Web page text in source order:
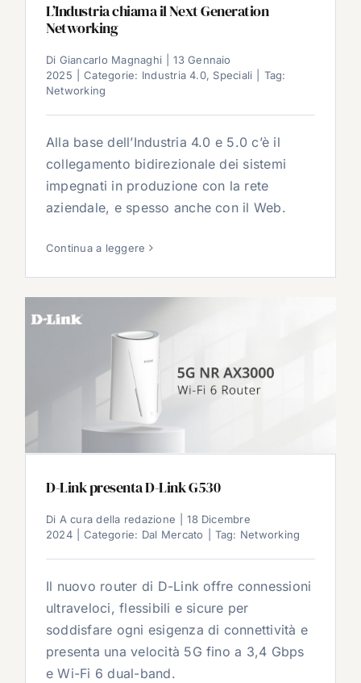
L’Industria chiama il Next Generation
Networking
Di Giancarlo Magnaghi
13 Gennaio
2025
Categorie: Industria 4.0, Speciali
Tag:
Networking
Alla base dell’Industria 4.0 e 5.0 c’è il
collegamento bidirezionale dei sistemi
impegnati in produzione con la rete
aziendale, e spesso anche con il Web.
Continua a leggere
D-Link presenta D-Link G530
Di A cura della redazione
18 Dicembre
2024
Categorie: Dal Mercato Tag: Networking
Il nuovo router di D-Link offre connessioni
ultraveloci, flessibili e sicure per
soddisfare ogni esigenza di connettività e
presenta una velocità 5G fino a 3,4 Gbps
e Wi-Fi 6 dual-band.